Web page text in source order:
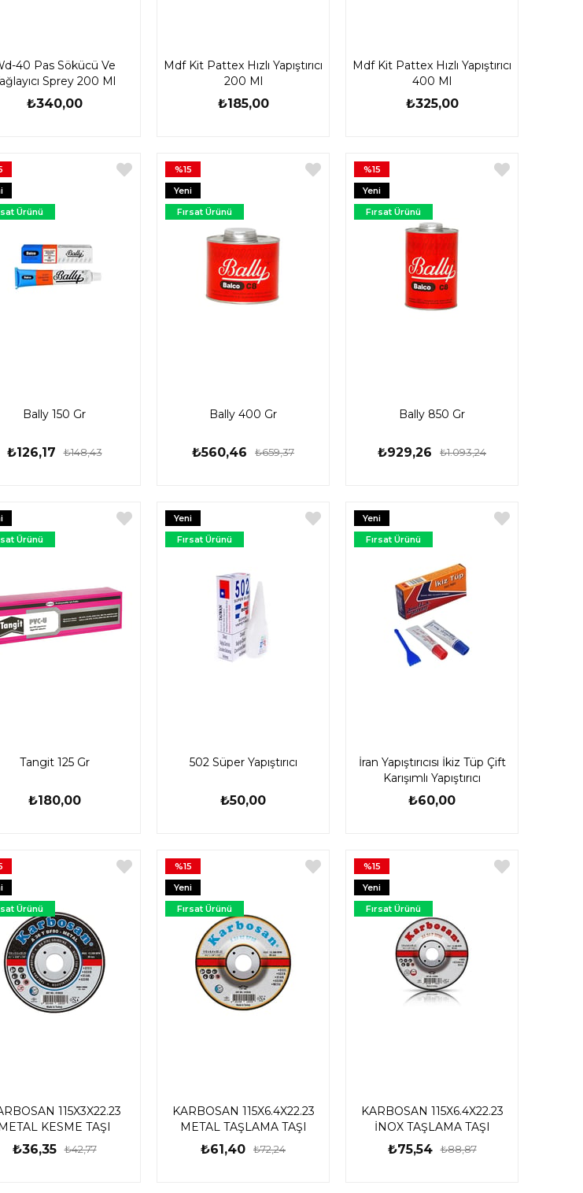
40 Pas Sökücü Ve
Sprey 200 Ml
₺340,00
Mdf Kit Pattex Hızlı Yapıştırıcı
200 Ml
₺185,00
Mdf Kit Pattex Hızlı Yapıştırıcı
400 Ml
₺325,00
Bally 150 Gr
₺126,17 ₺148,43
Ürünü
Bally 400 Gr
₺560,46 ₺659,37
%15
Yeni
Ürün
Fırsat Ürünü
Bally 850 Gr
₺929,26 ₺1.093,24
%15
Yeni
Ürün
Fırsat Ürünü
Tangit 125 Gr
₺180,00
Ürünü
502 Süper Yapıştırıcı
₺50,00
Yeni
Ürün
Fırsat Ürünü
İran Yapıştırıcısı İkiz Tüp Çift
Karışımlı Yapıştırıcı
₺60,00
Yeni
Ürün
Fırsat Ürünü
115X3X22.23
KESME TAŞI
₺36,35 ₺42,77
Ürünü
KARBOSAN 115X6.4X22.23
METAL TAŞLAMA TAŞI
₺61,40 ₺72,24
%15
Yeni
Ürün
Fırsat Ürünü
KARBOSAN 115X6.4X22.23
İNOX TAŞLAMA TAŞI
₺75,54 ₺88,87
%15
Yeni
Ürün
Fırsat Ürünü